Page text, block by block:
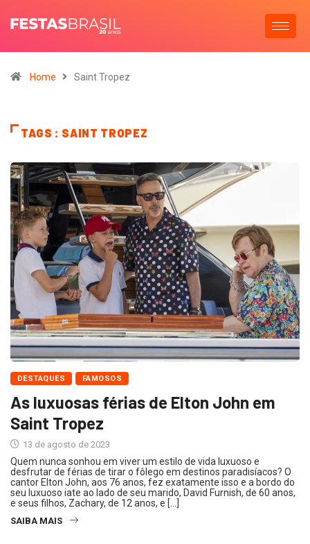
Home Saint Tropez
TAGS : SAINT TROPEZ
DESTAQUES FAMOSOS
As luxuosas férias de Elton John em
Saint Tropez
13 de agosto de 2023
Quem nunca sonhou em viver um estilo de vida luxuoso e
desfrutar de férias de tirar o fôlego em destinos paradisíacos? O
cantor Elton John, aos 76 anos, fez exatamente isso e a bordo do
seu luxuoso iate ao lado de seu marido, David Furnish, de 60 anos,
e seus filhos, Zachary, de 12 anos, e […]
SAIBA MAIS